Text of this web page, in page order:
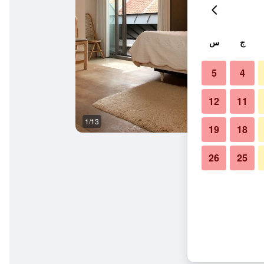
1/13
ج س
4
5
11
12
18
19
25
26